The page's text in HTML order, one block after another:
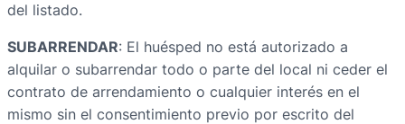
del listado.
SUBARRENDAR: El huésped no está autorizado a
alquilar o subarrendar todo o parte del local ni ceder el
contrato de arrendamiento o cualquier interés en el
mismo sin el consentimiento previo por escrito del